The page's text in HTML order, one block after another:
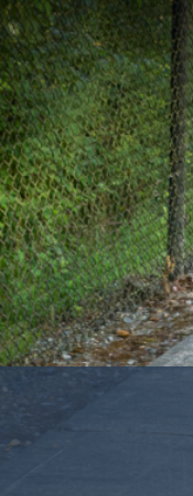
Passer
au
contenu
principal